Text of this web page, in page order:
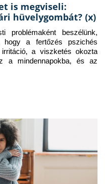
is megviseli:
hüvelygombát? (x)
problémaként beszélünk,
a fertőzés pszichés
a viszketés okozta
a mindennapokba, és az